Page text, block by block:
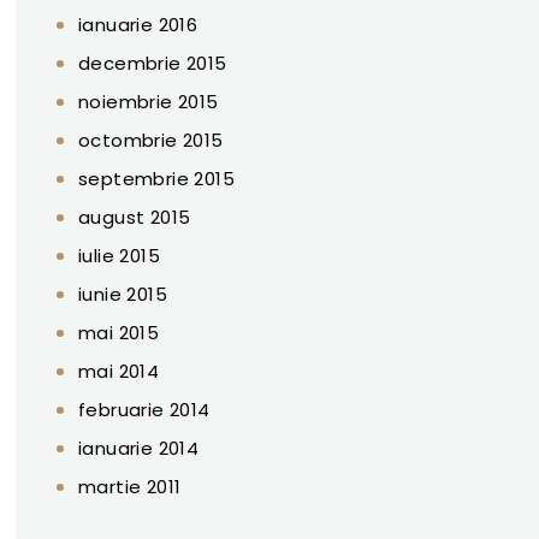
ianuarie 2016
decembrie 2015
noiembrie 2015
octombrie 2015
septembrie 2015
august 2015
iulie 2015
iunie 2015
mai 2015
mai 2014
februarie 2014
ianuarie 2014
martie 2011